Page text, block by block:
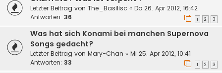
Letzter Beitrag von The_Basilisc « Do 26. Apr 2012, 16:42
Antworten: 36 1 2 3
Was hat sich Konami bei manchen Supernova
Songs gedacht?
Letzter Beitrag von Mary-Chan « Mi 25. Apr 2012, 10:41
Antworten: 33 1 2 3